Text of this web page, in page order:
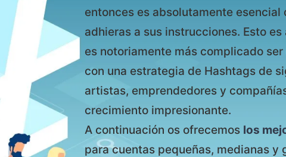
entonces es absolutamente
adhieras a sus instrucciones. Esto
es notoriamente más complicado
con una estrategia de Hashtags de
artistas, emprendedores y
crecimiento impresionante.
A continuación os ofrecemos los
para cuentas pequeñas, medianas y